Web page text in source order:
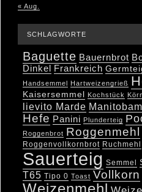
« Aug.
SCHLAGWORTE
Baguette Bauernbrot
Dinkel Frankreich
Handsemmel
Hartweizengrieß
Kaisersemmel Kochstück
lievito Marde
Hefe Panini Plunderteig
Roggenbrot Roggenmehl
Roggenvollkornbrot Ruchmehl
Sauerteig Semmel
T65 Tipo 0 Toast Vollkorn